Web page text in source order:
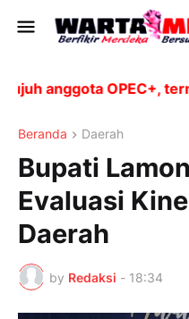
anggota OPEC+,
Beranda Daerah
Bupati
Evaluasi
Daerah
by Redaksi - 18:34